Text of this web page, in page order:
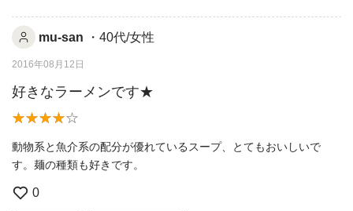
mu-san ・40代/女性
2016年08月12日
好きなラーメンです★
動物系と魚介系の配分が優れているスープ、とてもおいしいで
す。麺の種類も好きです。
0